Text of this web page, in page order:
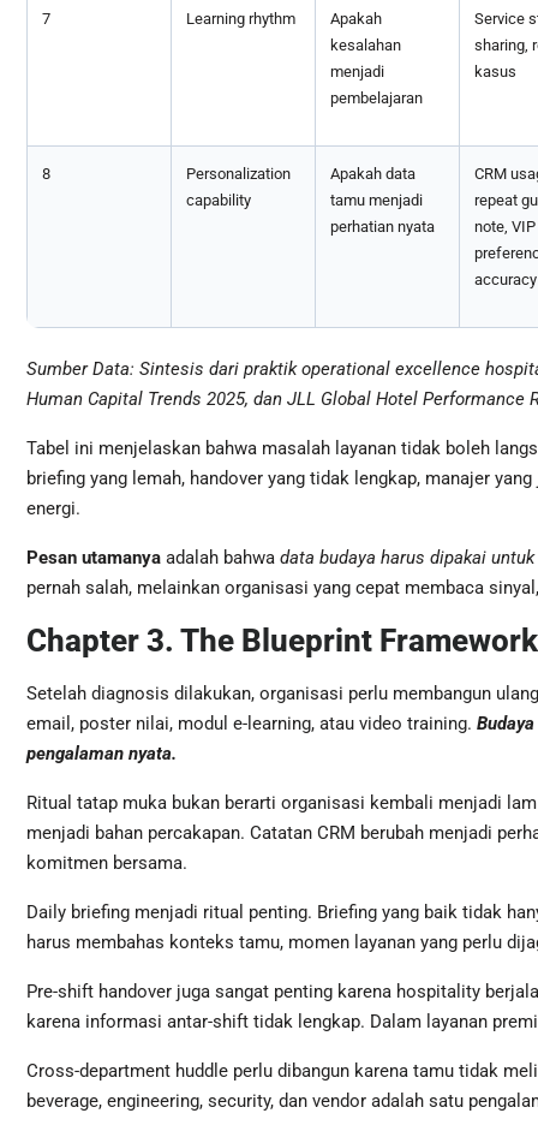
7 Learning rhythm
Apakah
kesalahan
menjadi
pembelajaran
Service
sharing,
kasus
8
Personalization
capability
Apakah data
tamu menjadi
perhatian nyata
CRM
repeat
note, VIP
accuracy
Sumber Data: Sintesis dari praktik operational excellence
Human Capital Trends 2025, dan JLL Global Hotel Performance
Tabel ini menjelaskan bahwa masalah layanan tidak boleh
briefing yang lemah, handover yang tidak lengkap, manajer
energi.
Pesan utamanyaadalah bahwa data budaya harus dipakai
pernah salah, melainkan organisasi yang cepat membaca
Chapter 3. The Blueprint
Setelah diagnosis dilakukan, organisasi perlu membangun
email, poster nilai, modul e-learning, atau video training.
pengalaman nyata.
Ritual tatap muka bukan berarti organisasi kembali menjadi
menjadi bahan percakapan. Catatan CRM berubah menjadi
komitmen bersama.
Daily briefing menjadi ritual penting. Briefing yang baik tidak
harus membahas konteks tamu, momen layanan yang perlu
Pre-shift handover juga sangat penting karena hospitality
karena informasi antar-shift tidak lengkap. Dalam layanan
Cross-department huddle perlu dibangun karena tamu tidak
beverage, engineering, security, dan vendor adalah satu